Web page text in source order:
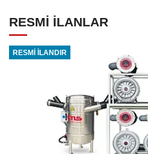
RESMİ İLANLAR
RESMİ İLANDIR